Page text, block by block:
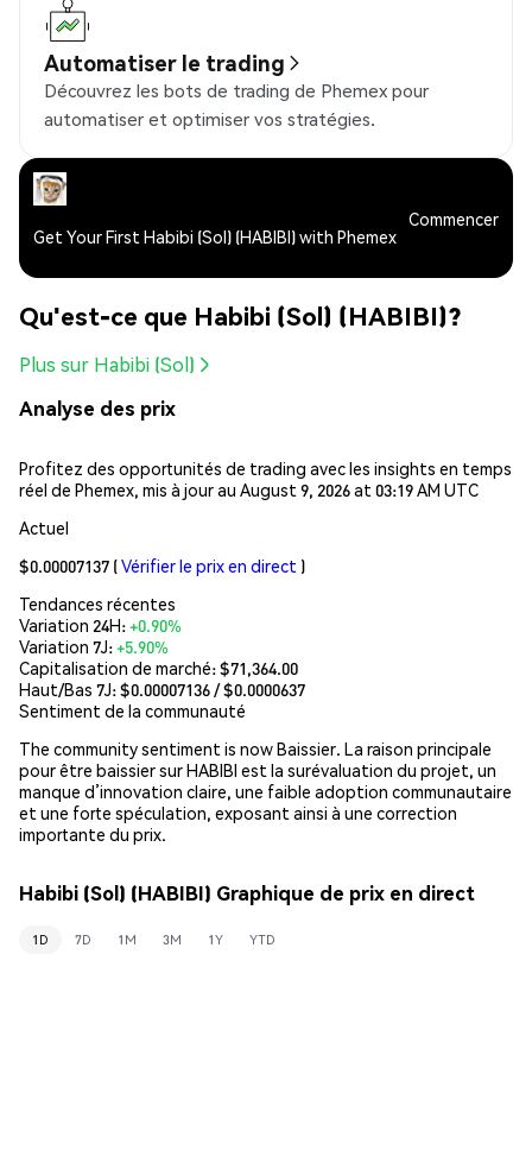
Automatiser le trading
Découvrez les bots de trading de Phemex pour
automatiser et optimiser vos stratégies.
Get Your First Habibi (Sol) (HABIBI) with Phemex
Commencer
Qu'est-ce que Habibi (Sol) (HABIBI)?
Plus sur Habibi (Sol)
Analyse des prix
Profitez des opportunités de trading avec les insights en temps
réel de Phemex, mis à jour au August 9, 2026 at 03:19 AM UTC
Actuel
$0.00007137 (Vérifier le prix en direct )
Tendances récentes
Variation 24H:+0.90%
Variation 7J:+5.90%
Capitalisation de marché:$71,364.00
Haut/Bas 7J: $0.00007136/ $0.0000637
Sentiment de la communauté
The community sentiment is now Baissier. La raison principale
pour être baissier sur HABIBI est la surévaluation du projet, un
manque d’innovation claire, une faible adoption communautaire
et une forte spéculation, exposant ainsi à une correction
importante du prix.
Habibi (Sol) (HABIBI) Graphique de prix en direct
1D 7D 1M 3M 1Y YTD